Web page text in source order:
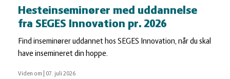
Hesteinseminører med uddannelse
fra SEGES Innovation pr. 2026
Find inseminører uddannet hos SEGES Innovation, når du skal
have insemineret din hoppe.
Viden om 07. juli 2026